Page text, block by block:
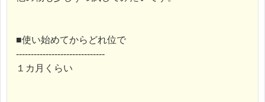
■使い始めてからどれ位で
------------------------------
１カ月くらい